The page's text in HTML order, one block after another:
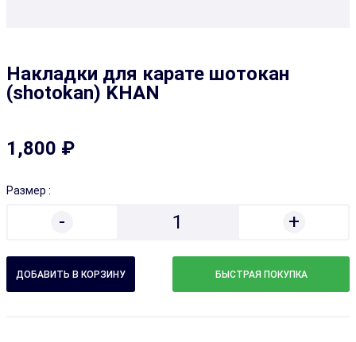
Накладки для карате шотокан
(shotokan) KHAN
1,800 ₽
Размер :
- 1 +
БЫСТРАЯ ПОКУПКА